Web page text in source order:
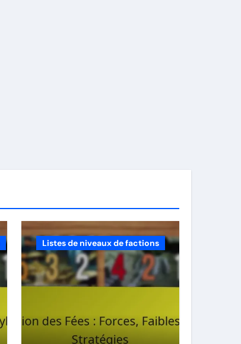
Listes de niveaux de factions